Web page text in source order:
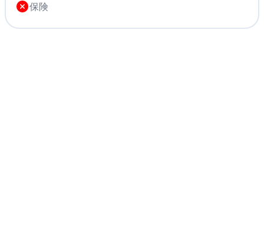
に戻る。
代のシルクロードの交差点に位置し、急速に発展した
ド、カイロ、ダマスカスなどのイスラム世界の都市と
保険